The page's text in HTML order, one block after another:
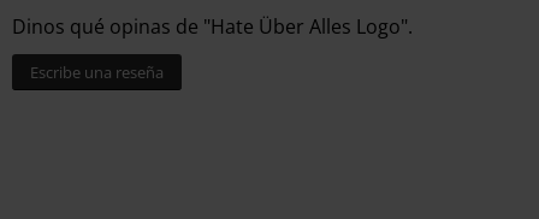
Dinos qué opinas de "Hate Über Alles Logo".
Escribe una reseña